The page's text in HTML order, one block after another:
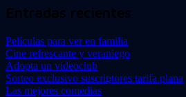
Entradas recientes
Películas para ver en familia
Cine refrescante y veraniego
Adopta un videoclub
Sorteo exclusivo suscriptores tarifa plana
Las mejores comedias